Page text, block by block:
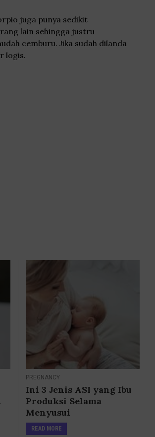
juga punya sedikit
lain sehingga justru
cemburu. Jika sudah dilanda
logis.
PREGNANCY
Ini 3 Jenis ASI yang Ibu
Produksi Selama
Menyusui
READ MORE